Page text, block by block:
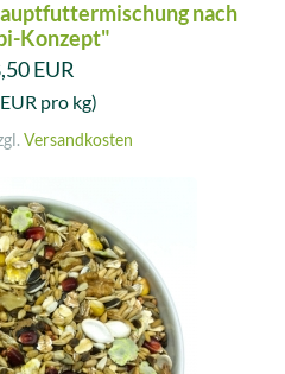
nach
Konzept"
EUR
pro kg)
Versandkosten